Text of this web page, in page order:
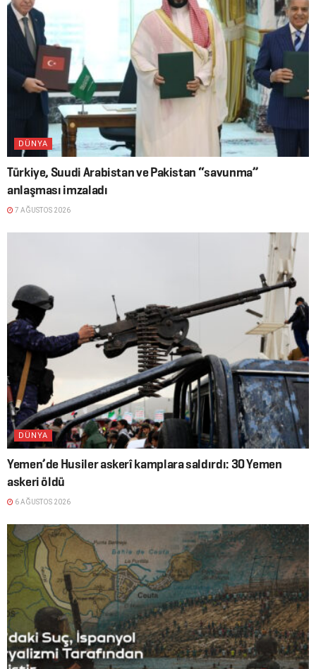
DÜNYA
Türkiye, Suudi Arabistan ve Pakistan “savunma”
anlaşması imzaladı
7 AĞUSTOS 2026
DÜNYA
Yemen’de Husiler askerî kamplara saldırdı: 30 Yemen
askeri öldü
6 AĞUSTOS 2026